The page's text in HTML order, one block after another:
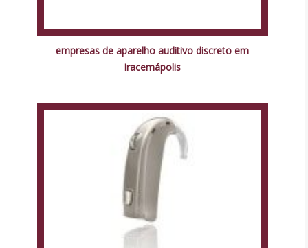
empresas de aparelho auditivo discreto em
Iracemápolis